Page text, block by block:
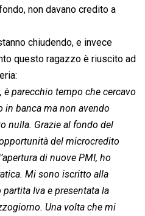
non davano credito a
chiudendo, e invece
questo ragazzo è riuscito ad
parecchio tempo che cercavo
in banca ma non avendo
nulla. Grazie al fondo del
del microcredito
di nuove PMI, ho
Mi sono iscritto alla
Iva e presentata la
Una volta che mi